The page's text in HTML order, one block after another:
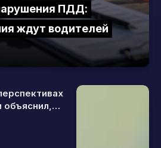
ПДД:
ждут водителей